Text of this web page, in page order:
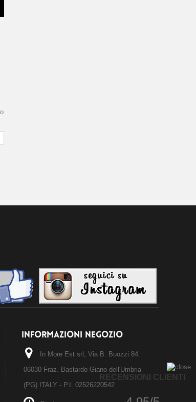
INFORMAZIONI NEGOZIO
In More Est srl, Via B. Buozzi 84
06030 Fraz. Bastardo Giano dell'Umbria
(PG) ITALY - P.I. 02526220542
RECENSIONI CLIENTI